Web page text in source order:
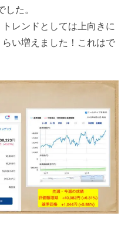
た。
レンドとしては上向きに
い増えました！これはで